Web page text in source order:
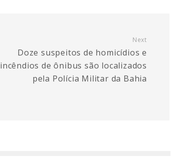
Next
Doze suspeitos de homicídios e
incêndios de ônibus são localizados
pela Polícia Militar da Bahia